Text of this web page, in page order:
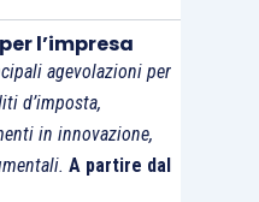
iclaimetico-sociali
legale e di
tecnica di
aziende nel
l’impresa
agevolazioni per
d’imposta,
in innovazione,
A partire dal